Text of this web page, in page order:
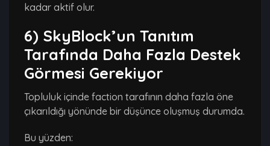
kadar aktif olur.
6) SkyBlock’un Tanıtım
Tarafında Daha Fazla Destek
Görmesi Gerekiyor
Topluluk içinde faction tarafının daha fazla öne
çıkarıldığı yönünde bir düşünce oluşmuş durumda.
Bu yüzden: